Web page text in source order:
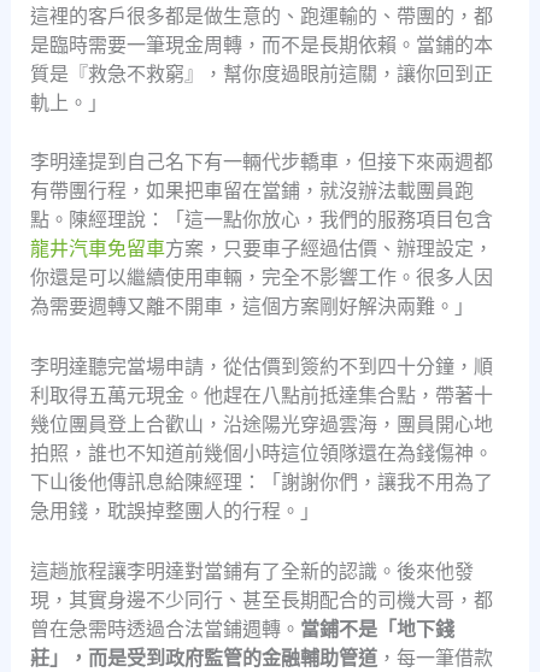
這裡的客戶很多都是做生意的、跑運輸的、帶團的，都
是臨時需要一筆現金周轉，而不是長期依賴。當鋪的本
質是『救急不救窮』，幫你度過眼前這關，讓你回到正
軌上。」
李明達提到自己名下有一輛代步轎車，但接下來兩週都
有帶團行程，如果把車留在當鋪，就沒辦法載團員跑
點。陳經理說：「這一點你放心，我們的服務項目包含
龍井汽車免留車方案，只要車子經過估價、辦理設定，
你還是可以繼續使用車輛，完全不影響工作。很多人因
為需要週轉又離不開車，這個方案剛好解決兩難。」
李明達聽完當場申請，從估價到簽約不到四十分鐘，順
利取得五萬元現金。他趕在八點前抵達集合點，帶著十
幾位團員登上合歡山，沿途陽光穿過雲海，團員開心地
拍照，誰也不知道前幾個小時這位領隊還在為錢傷神。
下山後他傳訊息給陳經理：「謝謝你們，讓我不用為了
急用錢，耽誤掉整團人的行程。」
這趟旅程讓李明達對當鋪有了全新的認識。後來他發
現，其實身邊不少同行、甚至長期配合的司機大哥，都
曾在急需時透過合法當鋪週轉。 當鋪不是「地下錢
莊」，而是受到政府監管的金融輔助管道，每一筆借款